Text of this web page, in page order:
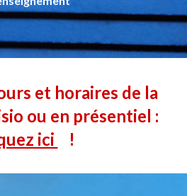
et horaires de la
ou en présentiel :
ici
!